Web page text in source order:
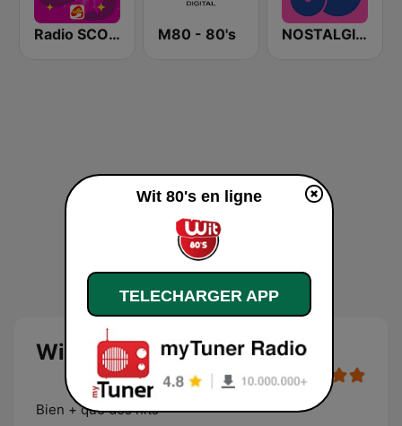
Radio SCOOP - Disco Funk M80 - 80's NOSTALGIE 80
Wit 80's
Bien + que des hits
Wit 80's en ligne
TELECHARGER APP